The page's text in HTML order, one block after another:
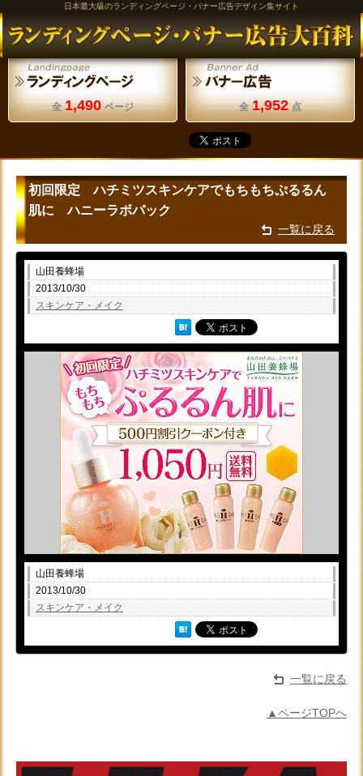
日本最大級のランディングページ・バナー広告デザイン集サイト
全 1,490 ページ 全 1,952 点
初回限定 ハチミツスキンケアでもちもちぷるるん
肌に ハニーラボパック
一覧に戻る
山田養蜂場
2013/10/30
スキンケア・メイク
山田養蜂場
2013/10/30
スキンケア・メイク
一覧に戻る
▲ページTOPへ